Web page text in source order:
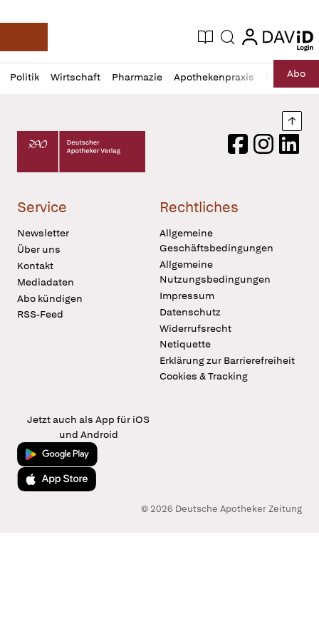
Deutsche Apotheker Zeitung
Aktuelle Ausgabe
Suche login
login
Politik Wirtschaft Pharmazie Apothekenpraxis RechtAbo
Profil
öffnen
Daz
Pur
Deutscher Apotheker Verlag Logo
FacebookInstagram
Service
Newsletter
Über uns
Kontakt
Mediadaten
Abo kündigen
RSS-Feed
Rechtliches
Allgemeine
Geschäftsbedingungen
Allgemeine
Nutzungsbedingungen
Impressum
Datenschutz
Widerrufsrecht
Netiquette
Erklärung zur Barrierefreiheit
Cookies & Tracking
Jetzt auch als App für iOS
und Android
Jetzt bei Google Play
Laden im App Store
© 2026 Deutsche Apotheker Zeitung